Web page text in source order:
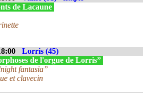
de Lacaune
Lorris (45)
de l'orgue de Lorris”
fantasia”
et clavecin